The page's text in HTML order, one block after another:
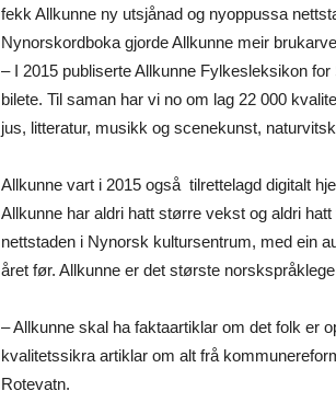
fekk Allkunne ny utsjånad og nyoppussa
Nynorskordboka gjorde Allkunne meir
– I 2015 publiserte Allkunne Fylkesleksikon
bilete. Til saman har vi no om lag 22 000
jus, litteratur, musikk og scenekunst,
Allkunne vart i 2015 også tilrettelagd digitalt
Allkunne har aldri hatt større vekst og aldri
nettstaden i Nynorsk kultursentrum, med ein
året før. Allkunne er det største
– Allkunne skal ha faktaartiklar om det folk er
kvalitetssikra artiklar om alt frå
Rotevatn.